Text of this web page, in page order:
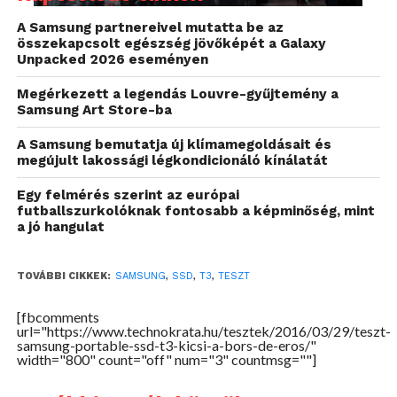
méretű, alig 51 grammos készülékházba.
Hovatovább, a nálunk járt verzión túl elérhető még
250 GB-os, 1 TB-os és 2 TB-os verzióban is, azoknak
akiknek gyors és nagyméretű tárolóra van
szükségük.
Papiron az SSD 58 mm széles, 74 mm hosszú és 10,5
mm vastag. Talán ennél is érzékletesebb, ha azt
mondom, hogy a vastagsága megegyezik egy CD
A Samsung partnereivel mutatta be az
összekapcsolt egészség jövőképét a Galaxy
Unpacked 2026 eseményen
Megérkezett a legendás Louvre-gyűjtemény a
Samsung Art Store-ba
A Samsung bemutatja új klímamegoldásait és
megújult lakossági légkondicionáló kínálatát
Egy felmérés szerint az európai
futballszurkolóknak fontosabb a képminőség, mint
a jó hangulat
TOVÁBBI CIKKEK: SAMSUNG, SSD, T3, TESZT
[fbcomments
url="https://www.technokrata.hu/tesztek/2016/03/29/teszt-
samsung-portable-ssd-t3-kicsi-a-bors-de-eros/"
width="800" count="off" num="3" countmsg=""]